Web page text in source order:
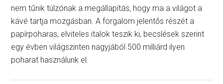
nem tűnik túlzónak a megállapítás, hogy ma a világot a
kávé tartja mozgásban. A forgalom jelentős részét a
papírpoharas, elviteles italok teszik ki, becslések szerint
egy évben világszinten nagyjából 500 milliárd ilyen
poharat használunk el.